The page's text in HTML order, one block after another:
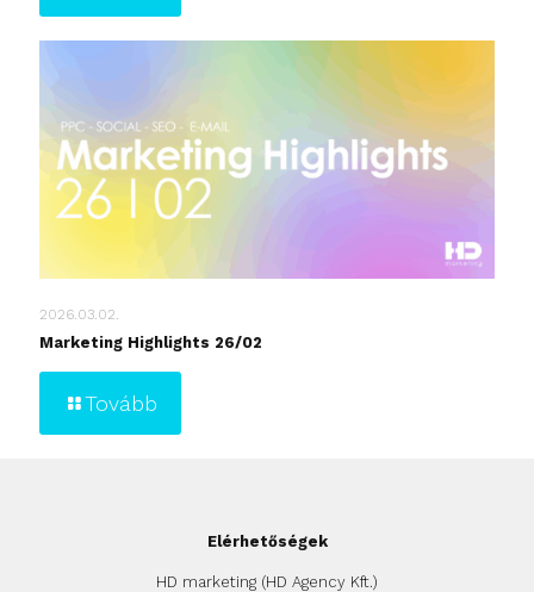
2026.03.02.
Marketing Highlights 26/02
Tovább
Elérhetőségek
HD marketing (HD Agency Kft.)